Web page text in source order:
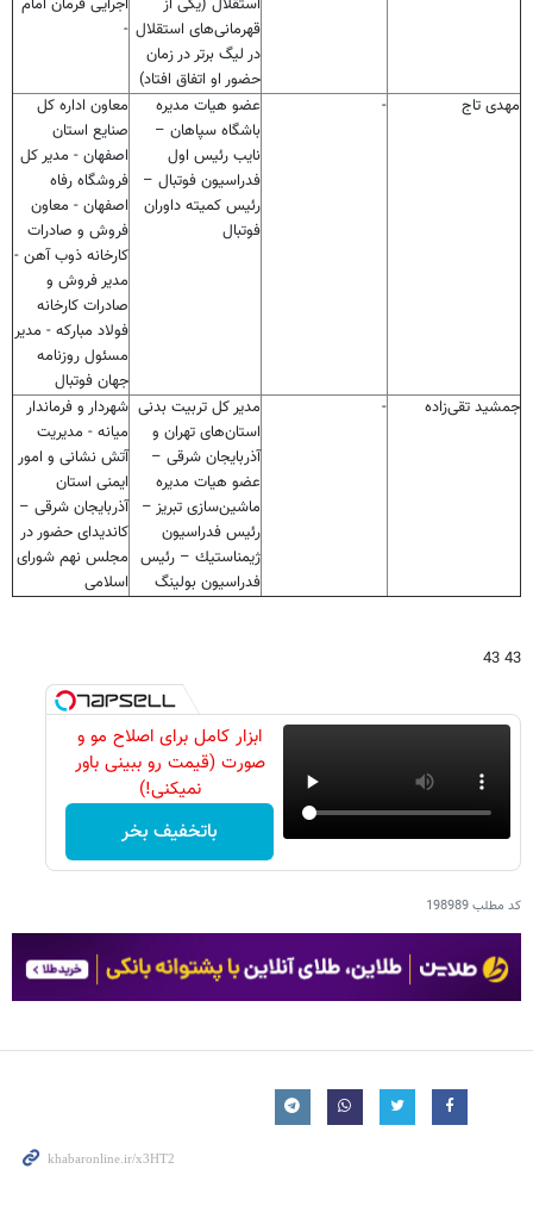
استقلال (یكی از
قهرمانی‌های استقلال
در لیگ برتر در زمان
حضور او اتفاق افتاد)
اجرایی فرمان امام
-
مهدی تاج -
عضو هیات مدیره
باشگاه سپاهان –
نایب رئیس اول
فدراسیون فوتبال –
رئیس كمیته داوران
فوتبال
معاون اداره کل
صنایع استان
اصفهان - مدیر کل
فروشگاه رفاه
اصفهان - معاون
فروش و صادرات
کارخانه ذوب آهن -
مدیر فروش و
صادرات کارخانه
فولاد مبارکه - مدیر
مسئول روزنامه
جهان فوتبال
جمشید تقی‌زاده
-
مدیر كل تربیت بدنی
استان‌های تهران و
آذربایجان شرقی –
عضو هیات مدیره
ماشین‌سازی تبریز –
رئیس فدراسیون
ژیمناستیك – رئیس
فدراسیون بولینگ
شهردار و فرماندار
میانه - مدیریت
آتش نشانی و امور
ایمنی استان
آذربایجان شرقی –
كاندیدای حضور در
مجلس نهم شورای
اسلامی
43 43
ابزار کامل برای اصلاح مو و
صورت (قیمت رو ببینی باور
نمیکنی!)
باتخفیف بخر
کد مطلب198989